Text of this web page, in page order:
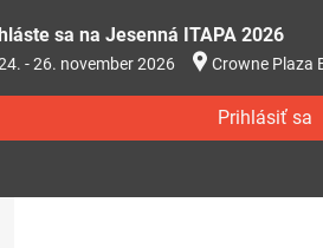
sa na Jesenná ITAPA 2026
- 26. november 2026 Crowne Plaza
Prihlásiť sa